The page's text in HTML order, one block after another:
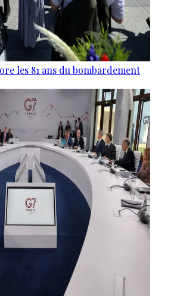
les 81 ans du bombardement